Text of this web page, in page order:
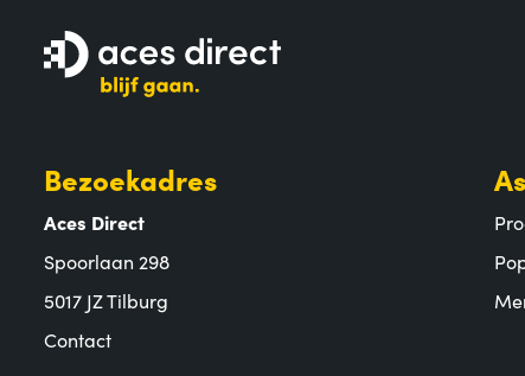
Bezoekadres
Aces Direct
Spoorlaan 298
5017 JZ Tilburg
Contact